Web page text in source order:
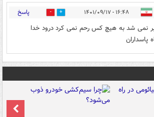
۱۶:۴۸ - ۱۴۰۱/۰۹/۱۷ 2 پاسخ
نمی شد به هیچ کس رحم نمی کرد درود خدا
پاسداران